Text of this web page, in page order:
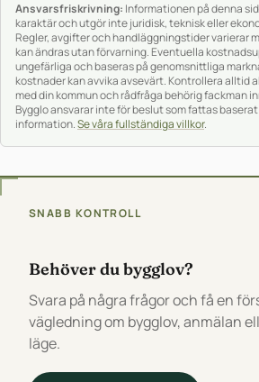
Ansvarsfriskrivning: Informationen på denna
karaktär och utgör inte juridisk, teknisk eller
Regler, avgifter och handläggningstider varierar
kan ändras utan förvarning. Eventuella
ungefärliga och baseras på genomsnittliga
kostnader kan avvika avsevärt. Kontrollera alltid
med din kommun och rådfråga behörig fackman
Bygglo ansvarar inte för beslut som fattas
information.Se våra fullständiga villkor.
SNABB KONTROLL
Behöver du bygglov?
Svara på några frågor och få en
vägledning om bygglov, anmälan
läge.